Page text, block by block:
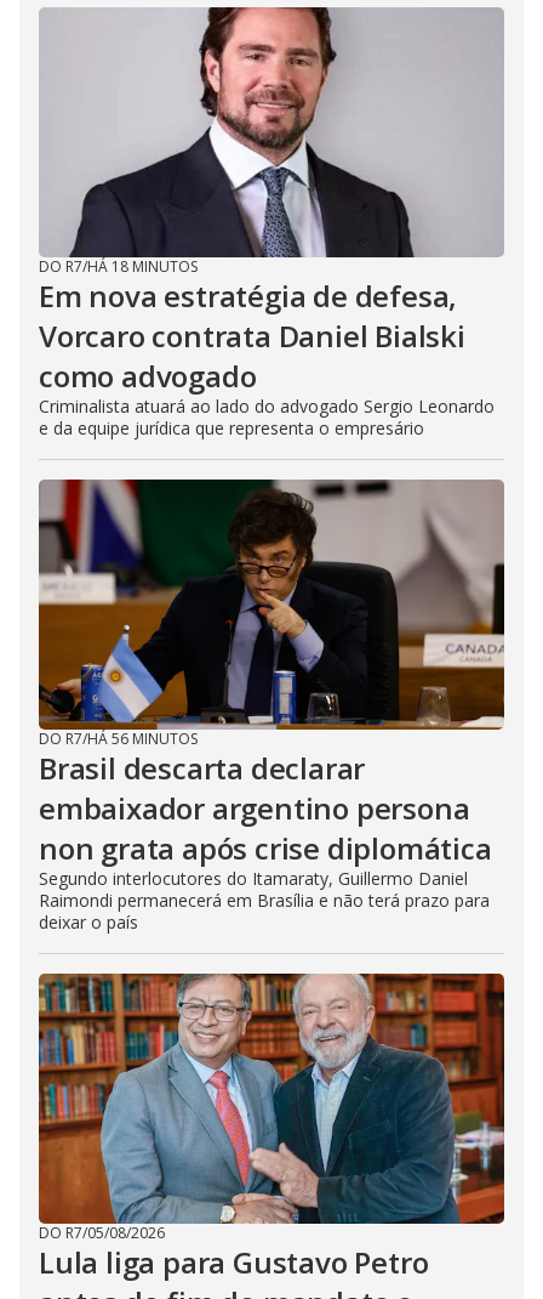
d
e
o
DO R7/HÁ 18 MINUTOS
Em nova estratégia de defesa,
Vorcaro contrata Daniel Bialski
como advogado
Criminalista atuará ao lado do advogado Sergio Leonardo
e da equipe jurídica que representa o empresário
DO R7/HÁ 56 MINUTOS
Brasil descarta declarar
embaixador argentino persona
non grata após crise diplomática
Segundo interlocutores do Itamaraty, Guillermo Daniel
Raimondi permanecerá em Brasília e não terá prazo para
deixar o país
DO R7/05/08/2026
Lula liga para Gustavo Petro